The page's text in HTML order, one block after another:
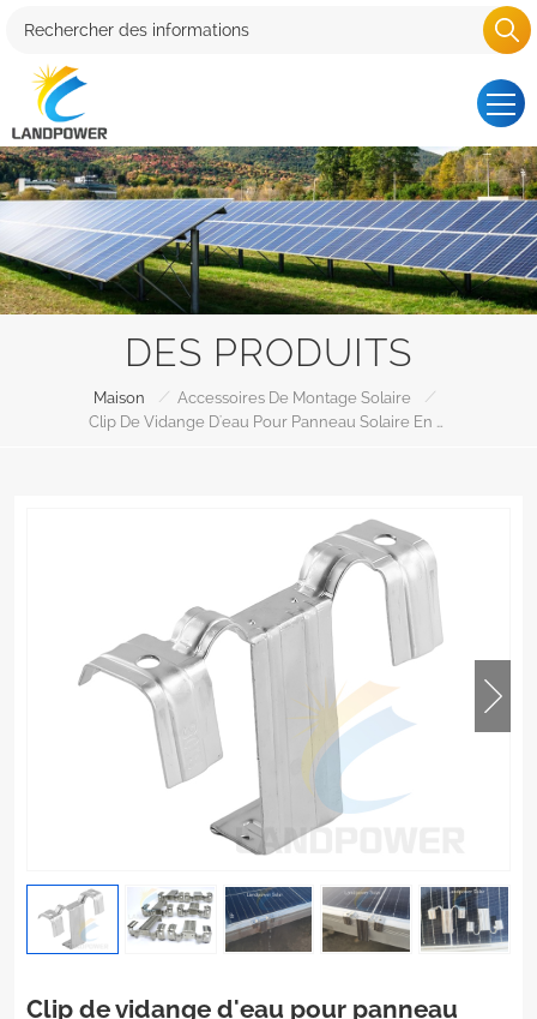
DES PRODUITS
Maison / Accessoires De Montage Solaire
/
Clip de vidange d'eau pour panneau